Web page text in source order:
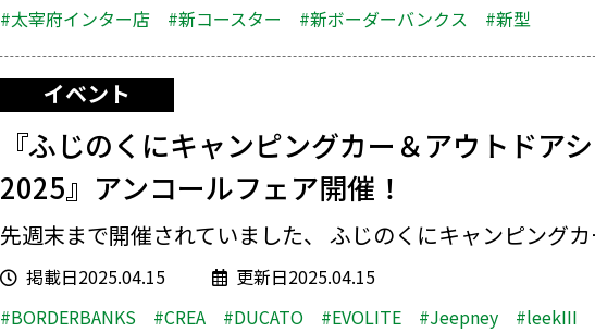
#太宰府インター店
#新コースター #新ボーダーバンクス #新型
イベント
『ふじのくにキャンピングカー＆アウトドア
2025』アンコールフェア開催！
先週末まで開催されていました、 ふじのくにキャンピングカ
掲載日2025.04.15
更新日2025.04.15
#BORDERBANKS
#CREA #DUCATO #EVOLITE #Jeepney
#leekIII